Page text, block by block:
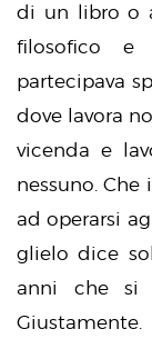
di un libro o
filosofico e
partecipava
dove lavora
vicenda e
nessuno.
ad operarsi
glielo dice
anni che si